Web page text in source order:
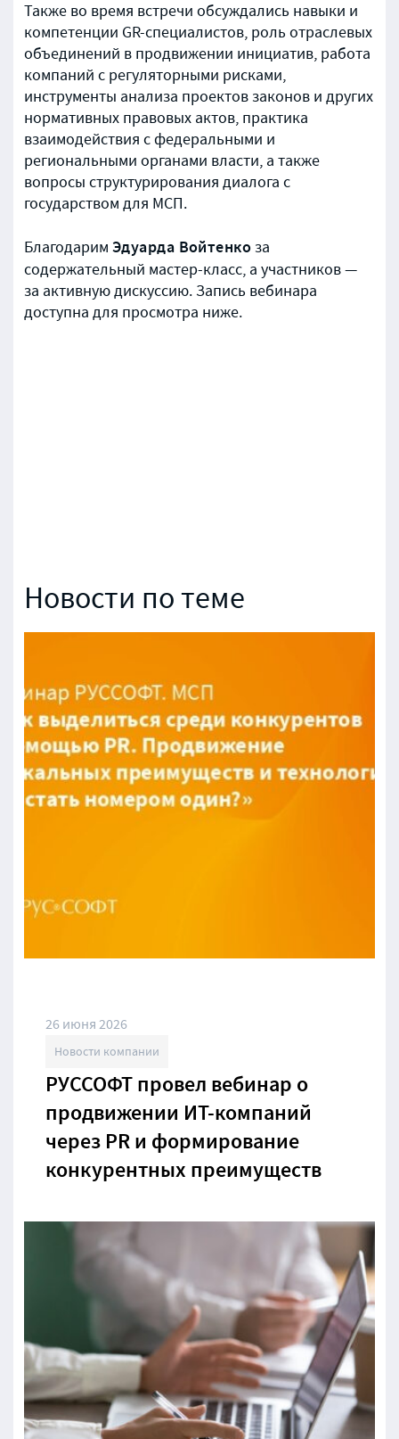
Также во время встречи обсуждались навыки и
компетенции GR-специалистов, роль отраслевых
объединений в продвижении инициатив, работа
компаний с регуляторными рисками,
инструменты анализа проектов законов и других
нормативных правовых актов, практика
взаимодействия с федеральными и
региональными органами власти, а также
вопросы структурирования диалога с
государством для МСП.
Благодарим Эдуарда Войтенко за
содержательный мастер-класс, а участников —
за активную дискуссию. Запись вебинара
доступна для просмотра ниже.
Новости по теме
26 июня 2026
Новости компании
РУССОФТ провел вебинар о
продвижении ИТ-компаний
через PR и формирование
конкурентных преимуществ